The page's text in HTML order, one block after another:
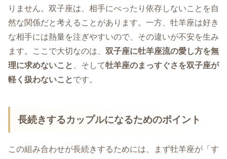
りません。双子座は、相手にべったり依存しないことを自
然な関係だと考えることがあります。一方、牡羊座は好き
な相手には熱量を注ぎやすいので、その違いが不安を生み
ます。ここで大切なのは、 双子座に牡羊座流の愛し方を無
理に求めないこと
、そして牡羊座のまっすぐさを双子座が
軽く扱わないことです。
長続きするカップルになるためのポイント
この組み合わせが長続きするためには、まず牡羊座が「す